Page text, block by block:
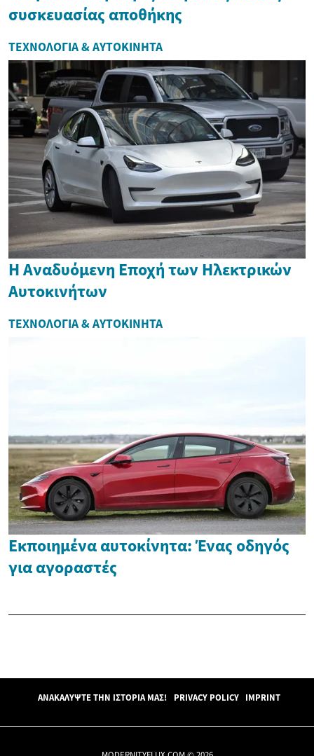
συσκευασίας αποθήκης
ΤΕΧΝΟΛΟΓΊΑ & ΑΥΤΟΚΊΝΗΤΑ
Η Αναδυόμενη Εποχή των Ηλεκτρικών
Αυτοκινήτων
ΤΕΧΝΟΛΟΓΊΑ & ΑΥΤΟΚΊΝΗΤΑ
Εκποιημένα αυτοκίνητα: Ένας οδηγός
για αγοραστές
ΑΝΑΚΑΛΎΨΤΕ ΤΗΝ ΙΣΤΟΡΊΑ ΜΑΣ! PRIVACY POLICY IMPRINT